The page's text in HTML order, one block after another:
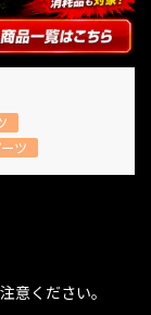
ツ
意ください。